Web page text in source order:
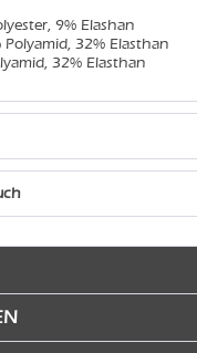
9% Elashan
32% Elasthan
32% Elasthan